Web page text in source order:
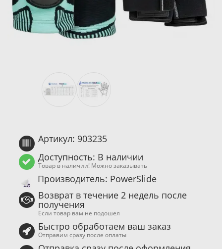
Артикул: 903235
Доступность: В наличии
Товар в наличии! Можно заказывать
Производитель: PowerSlide
Возврат в течение 2 недель после
получения
Если товар вам не подошел
Быстро обработаем ваш заказ
Отправим сразу после оплаты